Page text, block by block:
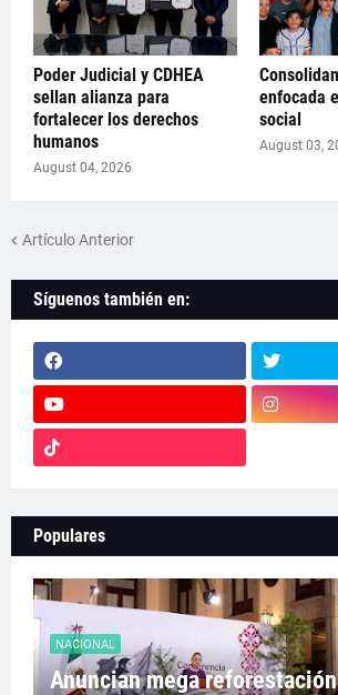
Poder Judicial y CDHEA
sellan alianza para
fortalecer los derechos
humanos
August 04, 2026
enfocada
social
August 03,
Artículo Anterior
Síguenos también en:
Populares
NACIONAL
Anuncian mega